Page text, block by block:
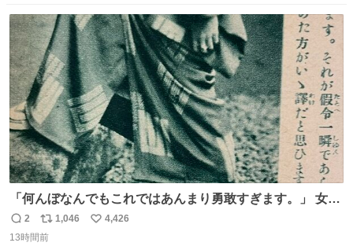
ト
数
数
「何んぼなんでもこれではあんまり勇敢すぎます。」 女性
の立ち振る舞い指南コーナーで、大股を「下品」や「はし
たない」という言葉を使わず「勇敢すぎます」と洒落っ気
返
信
2
リ
ポ
1,046
い
4,426
13時間前